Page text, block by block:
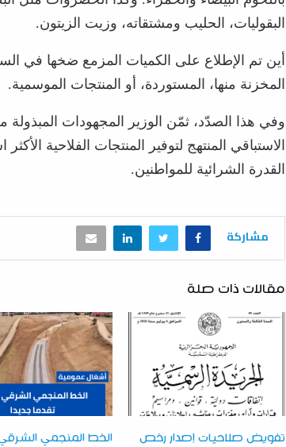
البقوليات، الحليب ومشتقاته، وزيت الزيتون.
أين تم الإطلاع على الكميات المزمع ضخها في
المخزنة منها، المستوردة، أو المنتجات الموسمية.
وفي هذا الصدّد، ثمّن الوزير المجهودات
الاستباقي المنتهج لتوفير المنتجات الفلاحية
القدرة الشرائية للمواطنين.
مشاركة
مقالات ذات صلة
تفويض صلاحيات إصدار رخص
الخط المنجمي